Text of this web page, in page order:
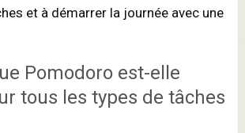
et à démarrer la journée avec une
Pomodoro est-elle
tous les types de tâches